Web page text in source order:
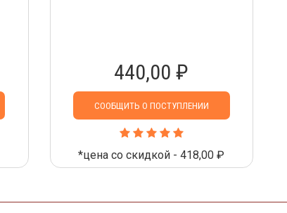
440,00 ₽
СООБЩИТЬ О ПОСТУПЛЕНИИ
*цена со скидкой - 418,00 ₽